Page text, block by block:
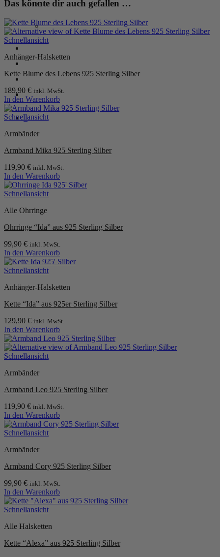
Warenkorb /0,00€ 0
0
Sterling
Menge
Das könnte dir auch gefallen …
Schnellansicht
Anhänger-Halsketten
Kette Blume des Lebens 925 Sterling Silber
189,90 € inkl. MwSt.
In den Warenkorb
Schnellansicht
Armbänder
Armband Mika 925 Sterling Silber
119,90 € inkl. MwSt.
In den Warenkorb
Schnellansicht
Alle Ohrringe
Ohrringe “Ida” aus 925 Sterling Silber
99,90 € inkl. MwSt.
In den Warenkorb
Schnellansicht
Anhänger-Halsketten
Kette “Ida” aus 925er Sterling Silber
129,90 € inkl. MwSt.
In den Warenkorb
Schnellansicht
Armbänder
Armband Leo 925 Sterling Silber
119,90 € inkl. MwSt.
In den Warenkorb
Schnellansicht
Armbänder
Armband Cory 925 Sterling Silber
99,90 € inkl. MwSt.
In den Warenkorb
Schnellansicht
Alle Halsketten
Kette “Alexa” aus 925 Sterling Silber